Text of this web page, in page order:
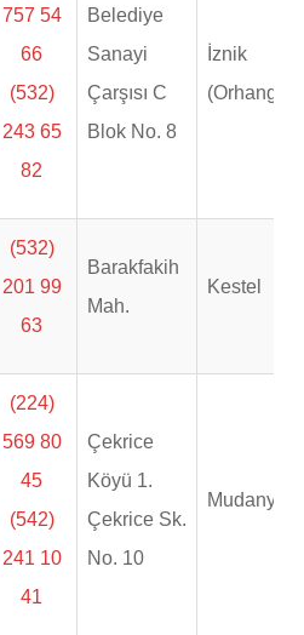
757 54
66
(532)
243 65
82
Belediye
Sanayi
Çarşısı C
Blok No. 8
İznik
(532)
201 99
63
Barakfakih
Mah.
Kestel
(224)
569 80
45
(542)
241 10
41
Çekrice
Köyü 1.
Çekrice Sk.
No. 10
Mudanya